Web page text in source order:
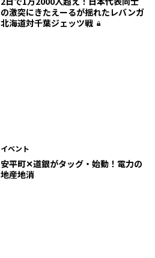
の激突にきたえーるが揺れたレバンガ
北海道対千葉ジェッツ戦
イベント
安平町✕道銀がタッグ・始動！電力の
地産地消